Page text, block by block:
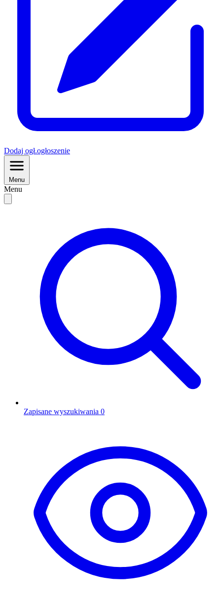
Dodaj ogł.ogłoszenie
Menu
Menu
Zapisane wyszukiwania 0